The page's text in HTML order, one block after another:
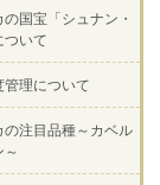
国宝「シュナン・
ついて
管理について
の注目品種～カベル
～